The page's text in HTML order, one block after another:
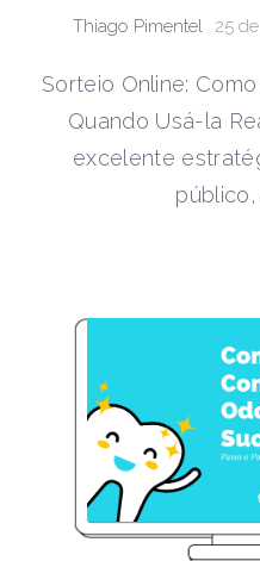
Thiago Pimentel 25
Sorteio Online:
Quando Usá-la
excelente